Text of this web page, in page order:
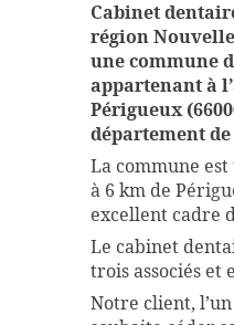
Cabinet
région
une commune
appartenant à
Périgueux
département
La commune
à 6 km de
excellent cadre
Le cabinet
trois associés et
Notre client,